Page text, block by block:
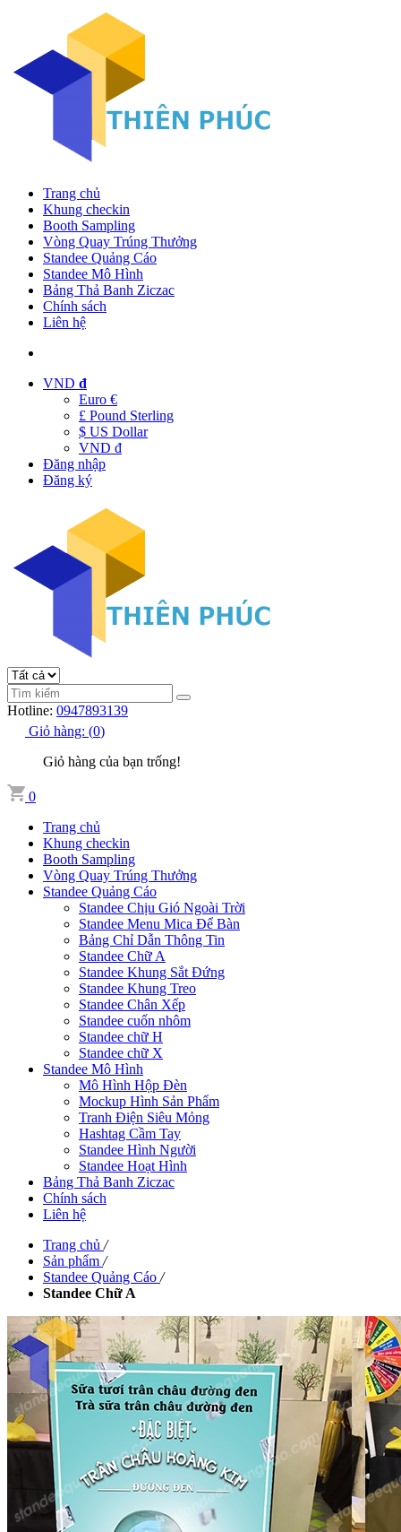
Trang chủ
Khung checkin
Booth Sampling
Vòng Quay Trúng Thưởng
Standee Quảng Cáo
Standee Mô Hình
Bảng Thả Banh Ziczac
Chính sách
Liên hệ
VND đ
Euro €
£ Pound Sterling
$ US Dollar
VND đ
Đăng nhập
Đăng ký
Hotline: 0947893139
Giỏ hàng: (0)
Giỏ hàng của bạn trống!
0
Trang chủ
Khung checkin
Booth Sampling
Vòng Quay Trúng Thưởng
Standee Quảng Cáo
Standee Chịu Gió Ngoài Trời
Standee Menu Mica Để Bàn
Bảng Chỉ Dẫn Thông Tin
Standee Chữ A
Standee Khung Sắt Đứng
Standee Khung Treo
Standee Chân Xếp
Standee cuốn nhôm
Standee chữ H
Standee chữ X
Standee Mô Hình
Mô Hình Hộp Đèn
Mockup Hình Sản Phẩm
Tranh Điện Siêu Mỏng
Hashtag Cầm Tay
Standee Hình Người
Standee Hoạt Hình
Bảng Thả Banh Ziczac
Chính sách
Liên hệ
Trang chủ /
Sản phẩm /
Standee Quảng Cáo /
Standee Chữ A